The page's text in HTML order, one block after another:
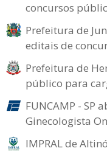
concursos
Prefeitura de
editais de
Prefeitura de
público para
FUNCAMP - SP
Ginecologista
IMPRAL de